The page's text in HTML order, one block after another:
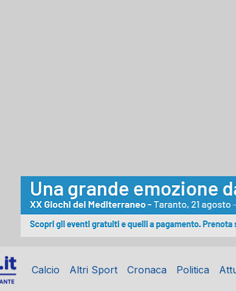
Calcio Altri Sport Cronaca Politica